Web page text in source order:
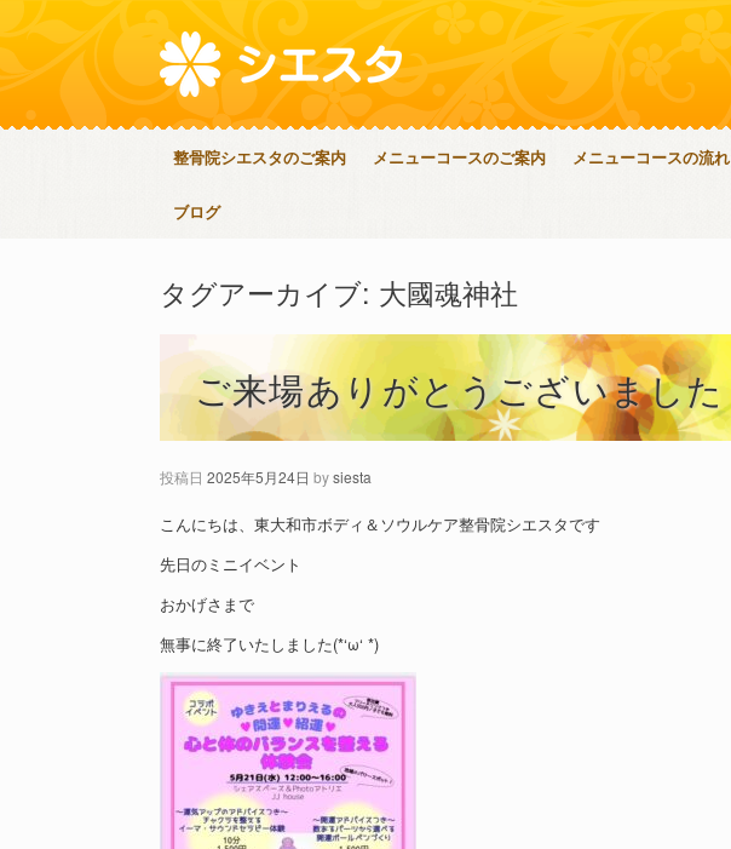
整骨院シエスタのご案内 メニューコースのご案内 メニューコースの流れ
ブログ
タグアーカイブ: 大國魂神社
ご来場ありがとうございました
投稿日 2025年5月24日 bysiesta
こんにちは、東大和市ボディ＆ソウルケア整骨院シエスタです
先日のミニイベント
おかげさまで
無事に終了いたしました(*‘ω‘ *)